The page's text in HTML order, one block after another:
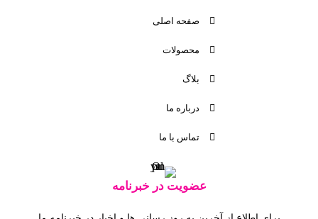
صفحه اصلی
محصولات
بلاگ
درباره ما
تماس با ما
عضویت در خبرنامه